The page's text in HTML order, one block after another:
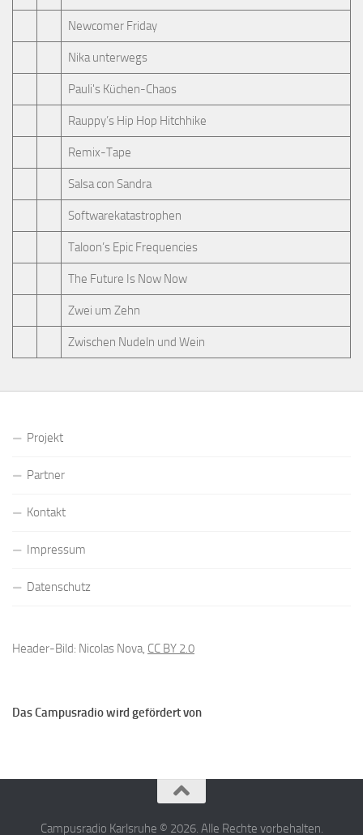
Newcomer Friday
Nika unterwegs
Pauli's Küchen-Chaos
Rauppy’s Hip Hop Hitchhike
Remix-Tape
Salsa con Sandra
Softwarekatastrophen
Taloon’s Epic Frequencies
The Future Is Now Now
Zwei um Zehn
Zwischen Nudeln und Wein
Projekt
Partner
Kontakt
Impressum
Datenschutz
Header-Bild: Nicolas Nova, CC BY 2.0
Das Campusradio wird gefördert von
Campusradio Karlsruhe © 2026. Alle Rechte vorbehalten.